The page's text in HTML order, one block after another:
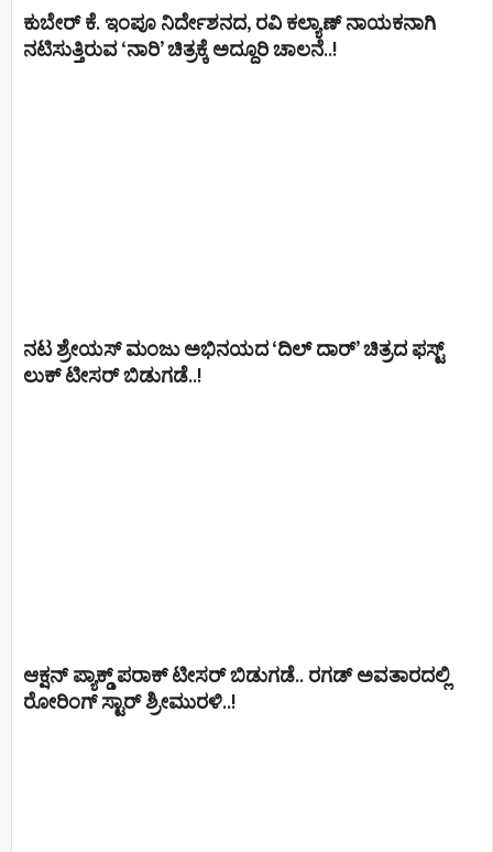
ಕುಬೇರ್ ಕೆ. ಇಂಪೂ ನಿರ್ದೇಶನದ, ರವಿ ಕಲ್ಯಾಣ್‍ ನಾಯಕನಾಗಿ
ನಟಿಸುತ್ತಿರುವ ‘ನಾರಿ’ ಚಿತ್ರಕ್ಕೆ ಅದ್ದೂರಿ ಚಾಲನೆ..!
ನಟ ಶ್ರೇಯಸ್ ಮಂಜು ಅಭಿನಯದ ‘ದಿಲ್ ದಾರ್’ ಚಿತ್ರದ ಫಸ್ಟ್
ಲುಕ್ ಟೀಸರ್ ಬಿಡುಗಡೆ..!
ಆಕ್ಷನ್ ಪ್ಯಾಕ್ಡ್ ಪರಾಕ್ ಟೀಸರ್ ಬಿಡುಗಡೆ.. ರಗಡ್ ಅವತಾರದಲ್ಲಿ
ರೋರಿಂಗ್ ಸ್ಟಾರ್ ಶ್ರೀಮುರಳಿ..!